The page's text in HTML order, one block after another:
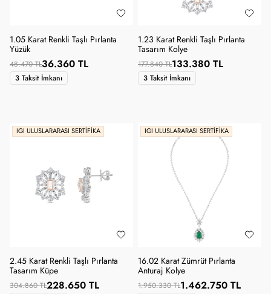
1.05 Karat Renkli Taşlı Pırlanta
Yüzük
48.470 TL36.360 TL
3 Taksit İmkanı
1.23 Karat Renkli Taşlı Pırlanta
Tasarım Kolye
177.840 TL133.380 TL
3 Taksit İmkanı
IGI ULUSLARARASI SERTIFIKA
2.45 Karat Renkli Taşlı Pırlanta
Tasarım Küpe
304.860 TL228.650 TL
IGI ULUSLARARASI SERTIFIKA
16.02 Karat Zümrüt Pırlanta
Anturaj Kolye
1.950.330 TL1.462.750 TL